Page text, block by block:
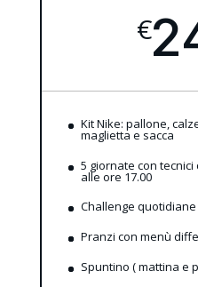
€
Kit Nike: pallone,
maglietta e sacca
5 giornate con
alle ore 17.00
Challenge
Pranzi con menù
Spuntino ( mattina e